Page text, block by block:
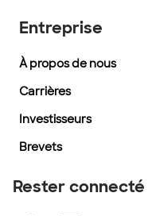
Entreprise
À propos de nous
Carrières
Investisseurs
Brevets
Rester connecté